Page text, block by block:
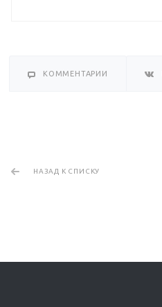
КОММЕНТАРИИ
НАЗАД К СПИСКУ